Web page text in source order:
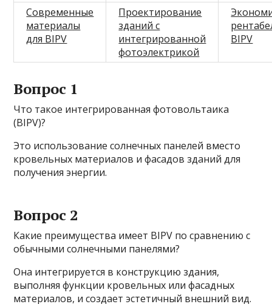
Современные
материалы
для BIPV
Проектирование
зданий с
интегрированной
фотоэлектрикой
BIPV
Вопрос 1
Что такое интегрированная фотовольтаика
(BIPV)?
Это использование солнечных панелей вместо
кровельных материалов и фасадов зданий для
получения энергии.
Вопрос 2
Какие преимущества имеет BIPV по сравнению с
обычными солнечными панелями?
Она интегрируется в конструкцию здания,
выполняя функции кровельных или фасадных
материалов, и создает эстетичный внешний вид.